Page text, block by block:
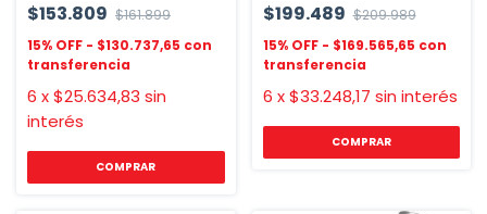
$153.809 $161.899
$130.737,65
6 x$25.634,83 sin
interés
$199.489 $209.989
$169.565,65
6 x$33.248,17 sin interés